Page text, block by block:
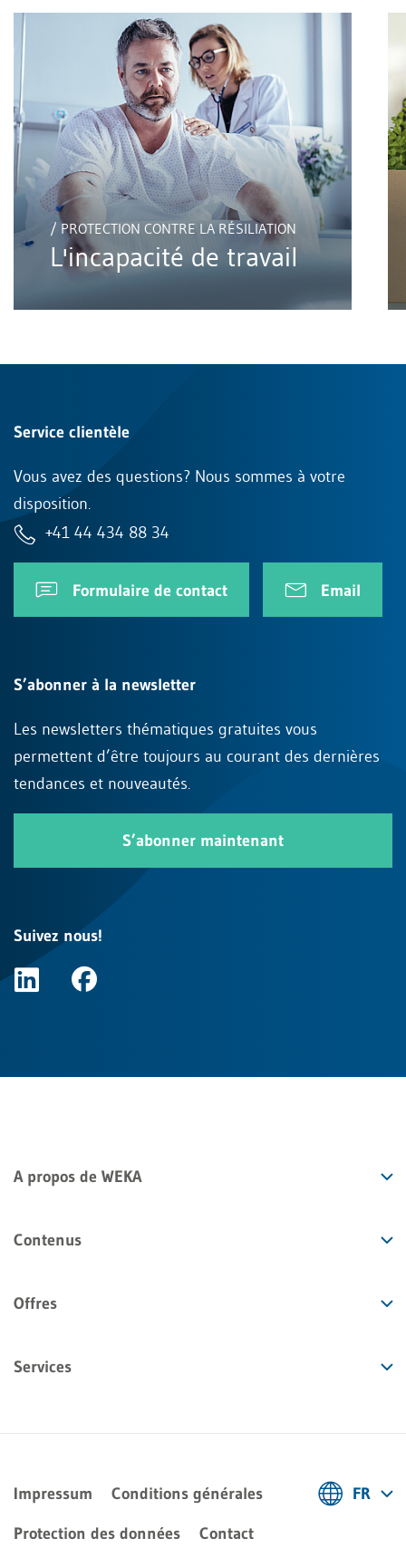
/ PROTECTION CONTRE LA RÉSILIATION
L'incapacité de travail
Service clientèle
Vous avez des questions? Nous sommes à votre
disposition.
+41 44 434 88 34
Formulaire de contact Email
S’abonner à la newsletter
Les newsletters thématiques gratuites vous
permettent d’être toujours au courant des dernières
tendances et nouveautés.
S’abonner maintenant
Suivez nous!
A propos de WEKA
Contenus
Offres
Services
Impressum
Conditions générales
Protection des données
Contact
FR